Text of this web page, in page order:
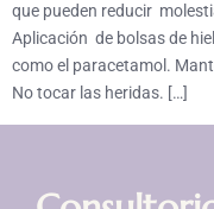
que pueden reducir
Aplicación de bolsas de
como el paracetamol.
No tocar las heridas. […]